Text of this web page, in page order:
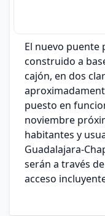
El nuevo puente
construido a
cajón, en dos
puesto en
noviembre
habitantes y
Guadalajara-
serán a través
acceso